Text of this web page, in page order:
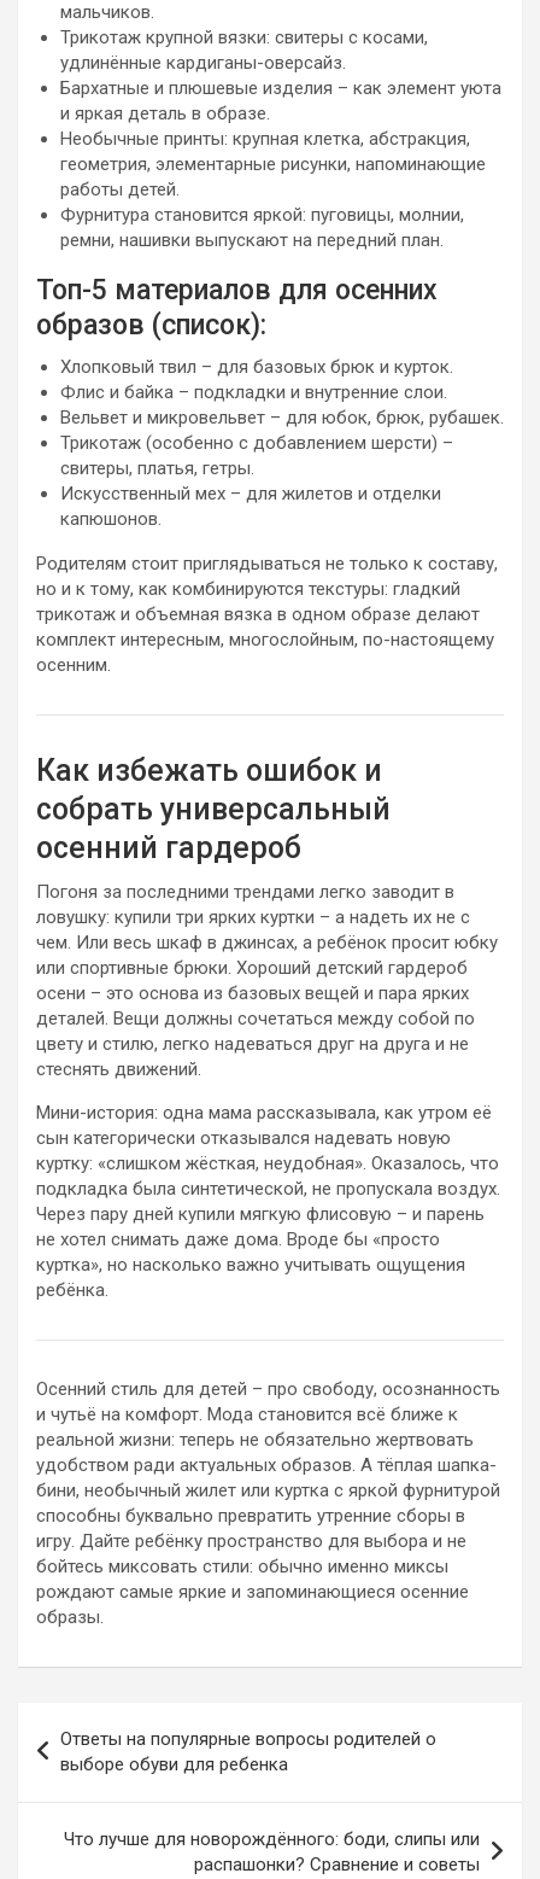
мальчиков.
Трикотаж крупной вязки: свитеры с косами,
удлинённые кардиганы-оверсайз.
Бархатные и плюшевые изделия – как элемент уюта
и яркая деталь в образе.
Необычные принты: крупная клетка, абстракция,
геометрия, элементарные рисунки, напоминающие
работы детей.
Фурнитура становится яркой: пуговицы, молнии,
ремни, нашивки выпускают на передний план.
Топ-5 материалов для осенних
образов (список):
Хлопковый твил – для базовых брюк и курток.
Флис и байка – подкладки и внутренние слои.
Вельвет и микровельвет – для юбок, брюк, рубашек.
Трикотаж (особенно с добавлением шерсти) –
свитеры, платья, гетры.
Искусственный мех – для жилетов и отделки
капюшонов.
Родителям стоит приглядываться не только к составу,
но и к тому, как комбинируются текстуры: гладкий
трикотаж и объемная вязка в одном образе делают
комплект интересным, многослойным, по-настоящему
осенним.
Как избежать ошибок и
собрать универсальный
осенний гардероб
Погоня за последними трендами легко заводит в
ловушку: купили три ярких куртки – а надеть их не с
чем. Или весь шкаф в джинсах, а ребёнок просит юбку
или спортивные брюки. Хороший детский гардероб
осени – это основа из базовых вещей и пара ярких
деталей. Вещи должны сочетаться между собой по
цвету и стилю, легко надеваться друг на друга и не
стеснять движений.
Мини-история: одна мама рассказывала, как утром её
сын категорически отказывался надевать новую
куртку: «слишком жёсткая, неудобная». Оказалось, что
подкладка была синтетической, не пропускала воздух.
Через пару дней купили мягкую флисовую – и парень
не хотел снимать даже дома. Вроде бы «просто
куртка», но насколько важно учитывать ощущения
ребёнка.
Осенний стиль для детей – про свободу, осознанность
и чутьё на комфорт. Мода становится всё ближе к
реальной жизни: теперь не обязательно жертвовать
удобством ради актуальных образов. А тёплая шапка-
бини, необычный жилет или куртка с яркой фурнитурой
способны буквально превратить утренние сборы в
игру. Дайте ребёнку пространство для выбора и не
бойтесь миксовать стили: обычно именно миксы
рождают самые яркие и запоминающиеся осенние
образы.
по
записям
Ответы на популярные вопросы родителей о
выборе обуви для ребенка
Что лучше для новорождённого: боди, слипы или
распашонки? Сравнение и советы